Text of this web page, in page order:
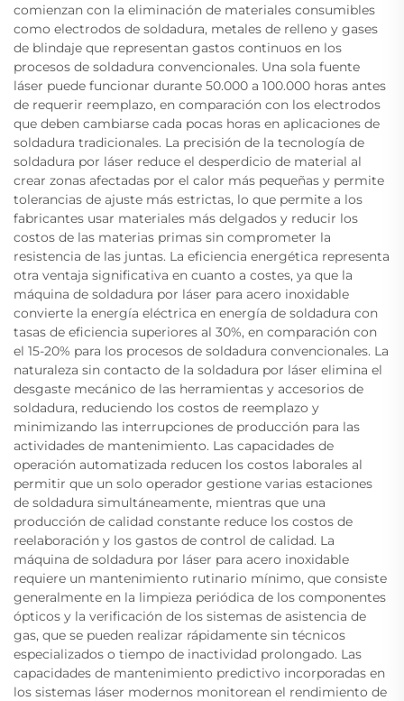
comienzan con la eliminación de materiales consumibles
como electrodos de soldadura, metales de relleno y gases
de blindaje que representan gastos continuos en los
procesos de soldadura convencionales. Una sola fuente
láser puede funcionar durante 50.000 a 100.000 horas antes
de requerir reemplazo, en comparación con los electrodos
que deben cambiarse cada pocas horas en aplicaciones de
soldadura tradicionales. La precisión de la tecnología de
soldadura por láser reduce el desperdicio de material al
crear zonas afectadas por el calor más pequeñas y permite
tolerancias de ajuste más estrictas, lo que permite a los
fabricantes usar materiales más delgados y reducir los
costos de las materias primas sin comprometer la
resistencia de las juntas. La eficiencia energética representa
otra ventaja significativa en cuanto a costes, ya que la
máquina de soldadura por láser para acero inoxidable
convierte la energía eléctrica en energía de soldadura con
tasas de eficiencia superiores al 30%, en comparación con
el 15-20% para los procesos de soldadura convencionales. La
naturaleza sin contacto de la soldadura por láser elimina el
desgaste mecánico de las herramientas y accesorios de
soldadura, reduciendo los costos de reemplazo y
minimizando las interrupciones de producción para las
actividades de mantenimiento. Las capacidades de
operación automatizada reducen los costos laborales al
permitir que un solo operador gestione varias estaciones
de soldadura simultáneamente, mientras que una
producción de calidad constante reduce los costos de
reelaboración y los gastos de control de calidad. La
máquina de soldadura por láser para acero inoxidable
requiere un mantenimiento rutinario mínimo, que consiste
generalmente en la limpieza periódica de los componentes
ópticos y la verificación de los sistemas de asistencia de
gas, que se pueden realizar rápidamente sin técnicos
especializados o tiempo de inactividad prolongado. Las
capacidades de mantenimiento predictivo incorporadas en
los sistemas láser modernos monitorean el rendimiento de